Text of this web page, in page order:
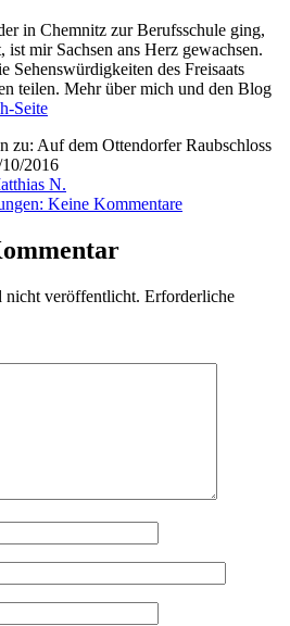
in Chemnitz zur Berufsschule ging,
mir Sachsen ans Herz gewachsen.
Sehenswürdigkeiten des Freisaats
teilen. Mehr über mich und den Blog
Seite
zu: Auf dem Ottendorfer Raubschloss
2016
N.
Keine Kommentare
veröffentlicht. Erforderliche